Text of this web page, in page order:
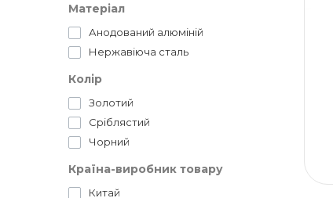
Матеріал
Анодований алюміній
Нержавіюча сталь
Колір
Золотий
Сріблястий
Чорний
Країна-виробник товару
Китай